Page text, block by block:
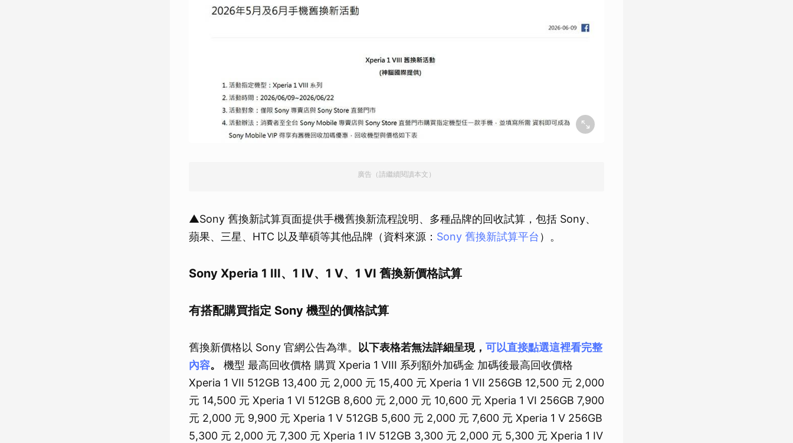
廣告（請繼續閱讀本文）
▲Sony 舊換新試算頁面提供手機舊換新流程說明、多種品牌的回收試算，包括 Sony、
蘋果、三星、HTC 以及華碩等其他品牌（資料來源： Sony 舊換新試算平台 ）。
Sony Xperia 1 III、1 IV、1 V、1 VI 舊換新價格試算
有搭配購買指定 Sony 機型的價格試算
舊換新價格以 Sony 官網公告為準。 以下表格若無法詳細呈現， 可以直接點選這裡看完整
內容。
機型 最高回收價格 購買 Xperia 1 VIII 系列額外加碼金 加碼後最高回收價格
Xperia 1 VII 512GB 13,400 元 2,000 元 15,400 元 Xperia 1 VII 256GB 12,500 元 2,000
元 14,500 元 Xperia 1 VI 512GB 8,600 元 2,000 元 10,600 元 Xperia 1 VI 256GB 7,900
元 2,000 元 9,900 元 Xperia 1 V 512GB 5,600 元 2,000 元 7,600 元 Xperia 1 V 256GB
5,300 元 2,000 元 7,300 元 Xperia 1 IV 512GB 3,300 元 2,000 元 5,300 元 Xperia 1 IV